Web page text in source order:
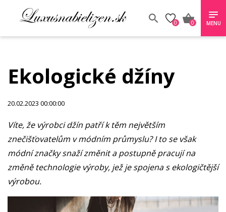
0 0 MENU
Ekologické džíny
20.02.2023 00:00:00
Víte, že výrobci džín patří k těm největším
znečišťovatelům v módním průmyslu? I to se však
módní značky snaží změnit a postupně pracují na
změně technologie výroby, jež je spojena s ekologičtější
výrobou.